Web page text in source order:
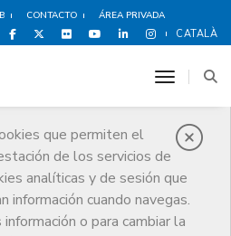
CONTACTO ÁREA PRIVADA
CATALÀ
que permiten el
de los servicios de
analíticas y de sesión que
información cuando navegas.
información o para cambiar la
toggle
Ventajas y descuentos
Vehículos